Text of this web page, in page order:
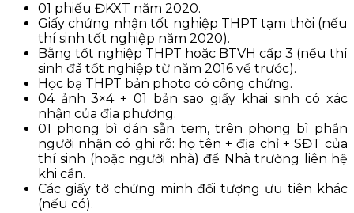
01 phiếu ĐKXT năm 2020.
Giấy chứng nhận tốt nghiệp THPT tạm thời (nếu
thí sinh tốt nghiệp năm 2020).
Bằng tốt nghiệp THPT hoặc BTVH cấp 3 (nếu thí
sinh đã tốt nghiệp từ năm 2016 về trước).
Học bạ THPT bản photo có công chứng.
04 ảnh 3×4 + 01 bản sao giấy khai sinh có xác
nhận của địa phương.
01 phong bì dán sẵn tem, trên phong bì phần
người nhận có ghi rõ: họ tên + địa chỉ + SĐT của
thí sinh (hoặc người nhà) để Nhà trường liên hệ
khi cần.
Các giấy tờ chứng minh đối tượng ưu tiên khác
(nếu có).